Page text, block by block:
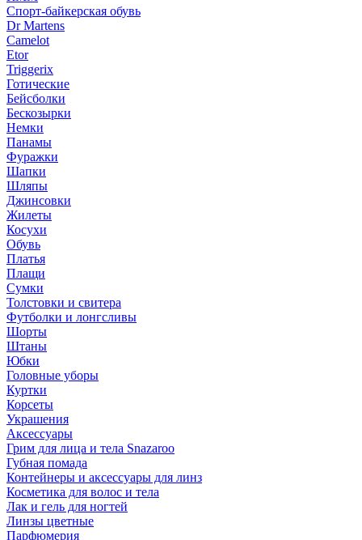
Спорт-байкерская обувь
Dr Martens
Camelot
Etor
Triggerix
Готические
Бейсболки
Бескозырки
Немки
Панамы
Фуражки
Шапки
Шляпы
Джинсовки
Жилеты
Косухи
Обувь
Платья
Плащи
Сумки
Толстовки и свитера
Футболки и лонгсливы
Шорты
Штаны
Юбки
Головные уборы
Куртки
Корсеты
Украшения
Аксессуары
Грим для лица и тела Snazaroo
Губная помада
Контейнеры и аксессуары для линз
Косметика для волос и тела
Лак и гель для ногтей
Линзы цветные
Парфюмерия